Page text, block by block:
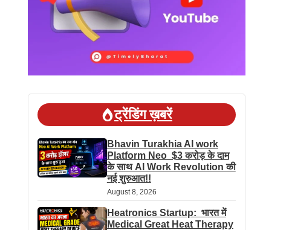
ट्रेंडिंग ख़बरें
Bhavin Turakhia AI work
Platform Neo $3 करोड़ के दाम
के साथ AI Work Revolution की
नई शुरुआत!!
August 8, 2026
Heatronics Startup: भारत में
Medical Great Heat Therapy